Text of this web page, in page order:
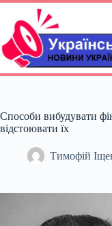
Перейти
вмісту
Способи вибудувати
відстоювати їх
Тимофій